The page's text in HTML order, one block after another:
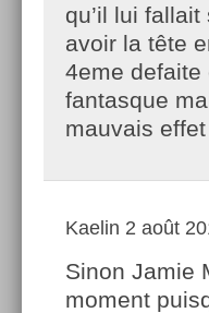
qu’il lui
avoir la tête
4eme defaite
fantasque
mauvais
Kaelin 2 août
Sinon Jamie
moment